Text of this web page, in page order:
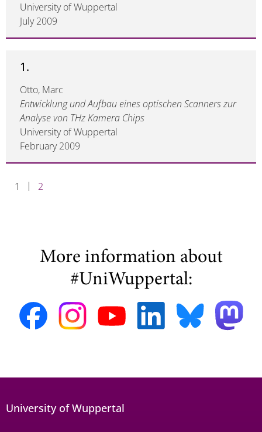
University of Wuppertal
July 2009
1.
Otto, Marc
Entwicklung und Aufbau eines optischen Scanners zur
Analyse von THz Kamera Chips
University of Wuppertal
February 2009
1 2
More information about
#UniWuppertal:
University of Wuppertal